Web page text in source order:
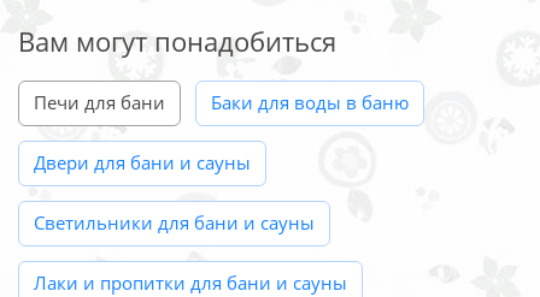
Вам могут понадобиться
Печи для бани Баки для воды в баню
Двери для бани и сауны
Светильники для бани и сауны
Лаки и пропитки для бани и сауны